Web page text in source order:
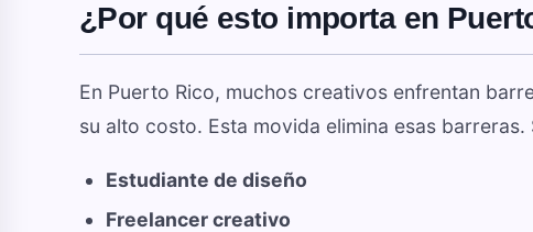
¿Por qué esto importa en
En Puerto Rico, muchos creativos enfrentan
su alto costo. Esta movida elimina esas barreras.
Estudiante de diseño
Freelancer creativo